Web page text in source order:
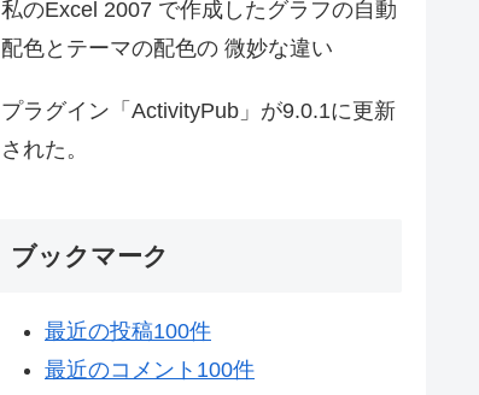
私のExcel 2007 で作成したグラフの自動
配色とテーマの配色の 微妙な違い
プラグイン「ActivityPub」が9.0.1に更新
された。
ブックマーク
最近の投稿100件
最近のコメント100件